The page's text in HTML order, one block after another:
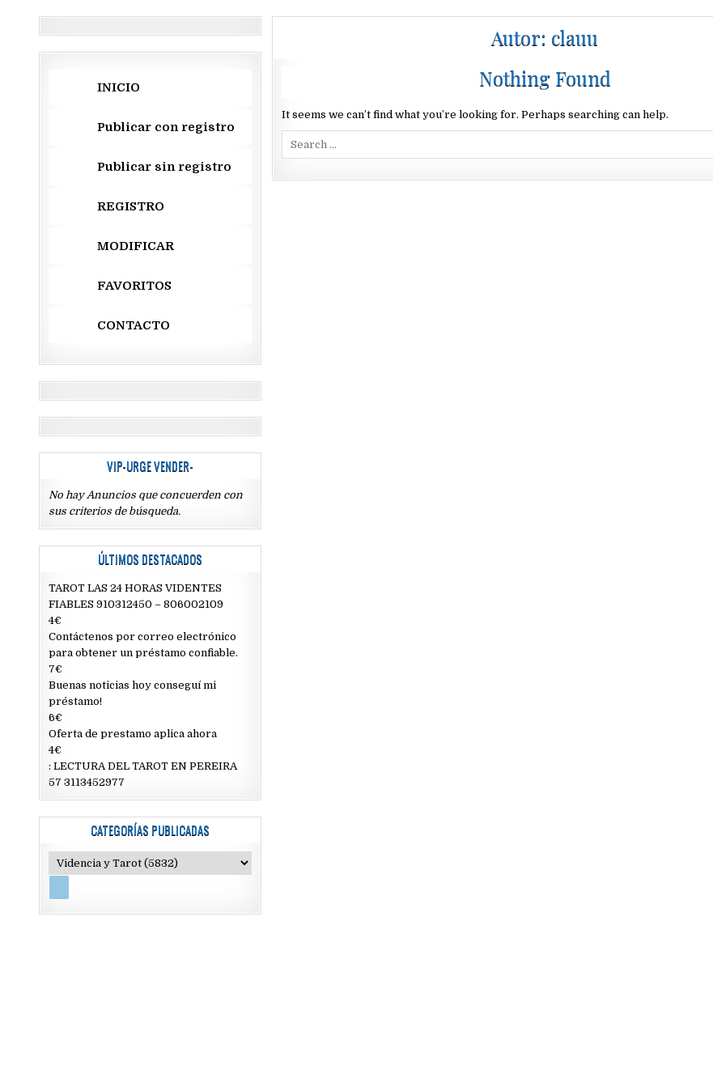
Autor: clauu
Nothing Found
It seems we can’t find what you’re looking for. Perhaps searching can help.
INICIO
Publicar con registro
Publicar sin registro
REGISTRO
MODIFICAR
FAVORITOS
CONTACTO
VIP-URGE VENDER-
No hay Anuncios que concuerden con
sus criterios de búsqueda.
ÚLTIMOS DESTACADOS
TAROT LAS 24 HORAS VIDENTES
FIABLES 910312450 – 806002109
4€
Contáctenos por correo electrónico
para obtener un préstamo confiable.
7€
Buenas noticias hoy conseguí mi
préstamo!
6€
Oferta de prestamo aplica ahora
4€
: LECTURA DEL TAROT EN PEREIRA
57 3113452977
CATEGORÍAS PUBLICADAS